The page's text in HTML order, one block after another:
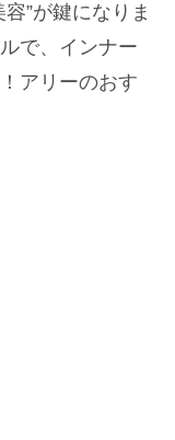
”が鍵になりま
で、インナー
アリーのおす